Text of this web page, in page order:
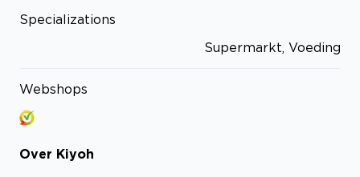
Specializations
Supermarkt, Voeding
Webshops
Over Kiyoh